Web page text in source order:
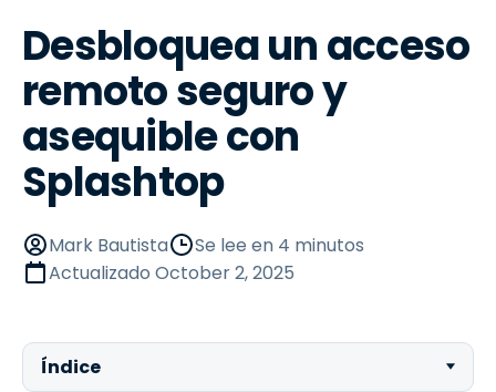
Desbloquea un acceso
remoto seguro y
asequible con
Splashtop
Mark Bautista
Se lee en 4 minutos
Actualizado October 2, 2025
Índice